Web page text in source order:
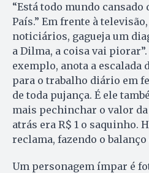
“Está todo mundo cansado
País.” Em frente à
noticiários, gagueja um
a Dilma, a coisa vai piorar”.
exemplo, anota a escalada
para o trabalho diário em
de toda pujança. É ele
mais pechinchar o valor
atrás era R$ 1 o saquinho.
reclama, fazendo o balanço
Um personagem ímpar é